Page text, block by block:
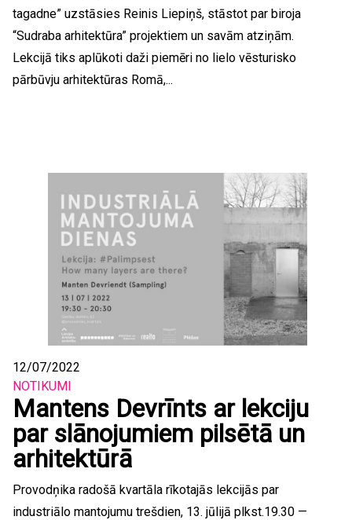
tagadne” uzstāsies Reinis Liepiņš, stāstot par biroja
“Sudraba arhitektūra” projektiem un savām atziņām.
Lekcijā tiks aplūkoti daži piemēri no lielo vēsturisko
pārbūvju arhitektūras Romā,...
12/07/2022
NOTIKUMI
Mantens Devrīnts ar lekciju
par slānojumiem pilsētā un
arhitektūrā
Provodņika radošā kvartāla rīkotajās lekcijās par
industriālo mantojumu trešdien, 13. jūlijā plkst.19.30 —